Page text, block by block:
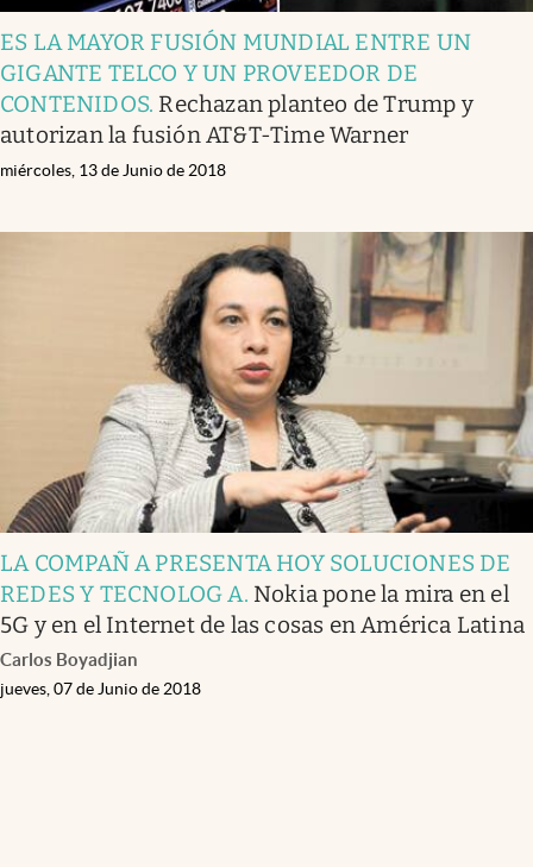
ES LA MAYOR FUSIÓN MUNDIAL ENTRE UN
GIGANTE TELCO Y UN PROVEEDOR DE
CONTENIDOS. Rechazan planteo de Trump y
autorizan la fusión AT&T-Time Warner
miércoles, 13 de Junio de 2018
LA COMPAÑ A PRESENTA HOY SOLUCIONES DE
REDES Y TECNOLOG A. Nokia pone la mira en el
5G y en el Internet de las cosas en América Latina
Carlos Boyadjian
jueves, 07 de Junio de 2018